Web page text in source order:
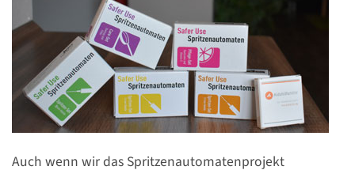
Auch wenn wir das Spritzenautomatenprojekt